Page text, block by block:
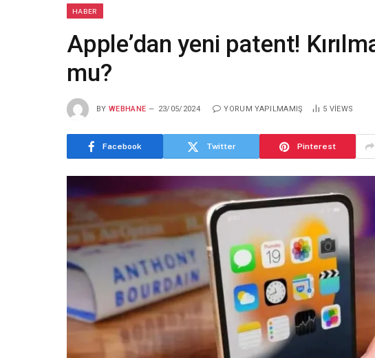
HABER
Apple’dan yeni patent!
mu?
BY WEBHANE 23/05/2024 YORUM YAPILMAMIŞ 5 VIEWS
Facebook Twitter Pinterest